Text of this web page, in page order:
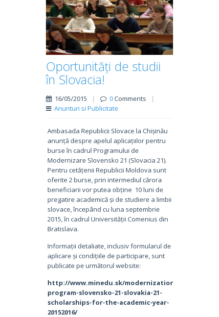
Oportunități de studii
în Slovacia!
16/05/2015 | 0Comments
|
Anunturi si Publicitate
Ambasada Republicii Slovace la Chișinău
anunță despre apelul aplicațiilor pentru
burse în cadrul Programului de
Modernizare Slovensko 21 (Slovacia 21).
Pentru cetățenii Republicii Moldova sunt
oferite 2 burse, prin intermediul cărora
beneficiarii vor putea obține 10 luni de
pregatire academică și de studiere a limbii
slovace, începând cu luna septembrie
2015, în cadrul Universității Comenius din
Bratislava.
Informații detaliate, inclusiv formularul de
aplicare și condițiile de participare, sunt
publicate pe următorul website:
http://www.minedu.sk/modernization-
program-slovensko-21-slovakia-21-
scholarships-for-the-academic-year-
20152016/